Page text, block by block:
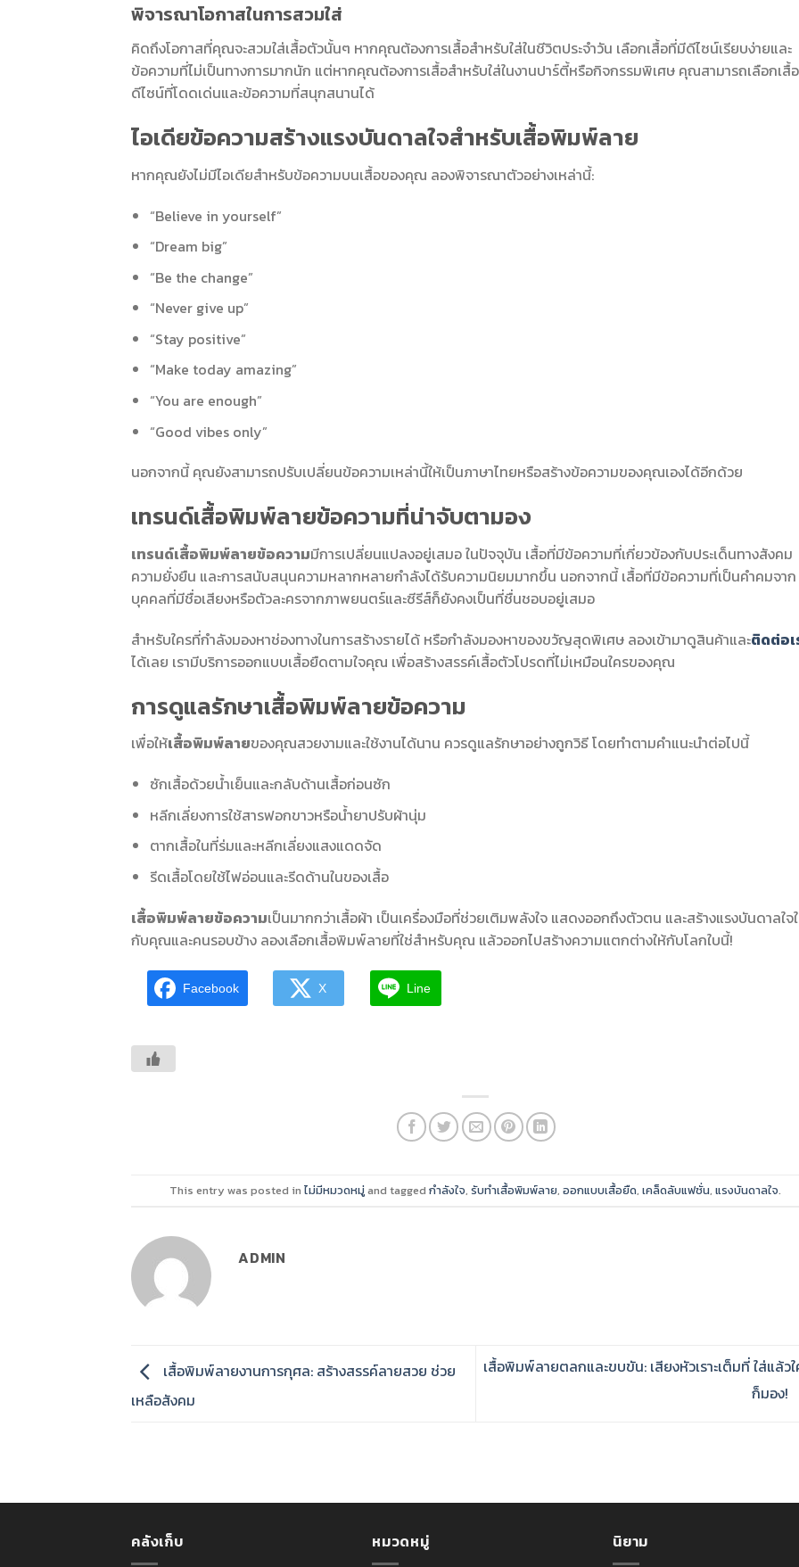
พิจารณาโอกาสในการสวมใส่
คิดถึงโอกาสที่คุณจะสวมใส่เสื้อตัวนั้นๆ หากคุณต้องการเสื้อสำหรับใส่ในชีวิตประจำวัน เลือกเสื้อที่มีดีไซน์เรียบง่ายและ
ข้อความที่ไม่เป็นทางการมากนัก แต่หากคุณต้องการเสื้อสำหรับใส่ในงานปาร์ตี้หรือกิจกรรมพิเศษ คุณสามารถเลือกเสื้
ดีไซน์ที่โดดเด่นและข้อความที่สนุกสนานได้
ไอเดียข้อความสร้างแรงบันดาลใจสำหรับเสื้อพิมพ์ลาย
หากคุณยังไม่มีไอเดียสำหรับข้อความบนเสื้อของคุณ ลองพิจารณาตัวอย่างเหล่านี้:
“Believe in yourself”
“Dream big”
“Be the change”
“Never give up”
“Stay positive”
“Make today amazing”
“You are enough”
“Good vibes only”
นอกจากนี้ คุณยังสามารถปรับเปลี่ยนข้อความเหล่านี้ให้เป็นภาษาไทยหรือสร้างข้อความของคุณเองได้อีกด้วย
เทรนด์เสื้อพิมพ์ลายข้อความที่น่าจับตามอง
เทรนด์เสื้อพิมพ์ลายข้อความมีการเปลี่ยนแปลงอยู่เสมอ ในปัจจุบัน เสื้อที่มีข้อความที่เกี่ยวข้องกับประเด็นทางสังคม
ความยั่งยืน และการสนับสนุนความหลากหลายกำลังได้รับความนิยมมากขึ้น นอกจากนี้ เสื้อที่มีข้อความที่เป็นคำคมจาก
บุคคลที่มีชื่อเสียงหรือตัวละครจากภาพยนตร์และซีรีส์ก็ยังคงเป็นที่ชื่นชอบอยู่เสมอ
สำหรับใครที่กำลังมองหาช่องทางในการสร้างรายได้ หรือกำลังมองหาของขวัญสุดพิเศษ ลองเข้ามาดูสินค้าและติดต่อเ
ได้เลย เรามีบริการออกแบบเสื้อยืดตามใจคุณ เพื่อสร้างสรรค์เสื้อตัวโปรดที่ไม่เหมือนใครของคุณ
การดูแลรักษาเสื้อพิมพ์ลายข้อความ
เพื่อให้เสื้อพิมพ์ลายของคุณสวยงามและใช้งานได้นาน ควรดูแลรักษาอย่างถูกวิธี โดยทำตามคำแนะนำต่อไปนี้
ซักเสื้อด้วยน้ำเย็นและกลับด้านเสื้อก่อนซัก
หลีกเลี่ยงการใช้สารฟอกขาวหรือน้ำยาปรับผ้านุ่ม
ตากเสื้อในที่ร่มและหลีกเลี่ยงแสงแดดจัด
รีดเสื้อโดยใช้ไฟอ่อนและรีดด้านในของเสื้อ
เสื้อพิมพ์ลายข้อความเป็นมากกว่าเสื้อผ้า เป็นเครื่องมือที่ช่วยเติมพลังใจ แสดงออกถึงตัวตน และสร้างแรงบันดาลใจ
กับคุณและคนรอบข้าง ลองเลือกเสื้อพิมพ์ลายที่ใช่สำหรับคุณ แล้วออกไปสร้างความแตกต่างให้กับโลกใบนี้!
Facebook X Line
This entry was posted inไม่มีหมวดหมู่ and taggedกำลังใจ,รับทำเสื้อพิมพ์ลาย,ออกแบบเสื้อยืด,เคล็ดลับแฟชั่น,แรงบันดาลใจ.
ADMIN
เสื้อพิมพ์ลายงานการกุศล: สร้างสรรค์ลายสวย ช่วย
เหลือสังคม
เสื้อพิมพ์ลายตลกและขบขัน: เสียงหัวเราะเต็มที่ ใส่แล้ว
ก็มอง!
คลังเก็บ หมวดหมู่ นิยาม